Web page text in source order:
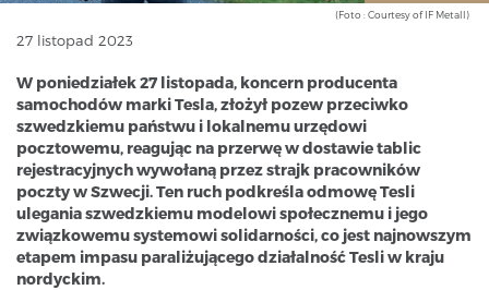
(Foto : Courtesy of IF Metall)
27 listopad 2023
W poniedziałek 27 listopada, koncern producenta
samochodów marki Tesla, złożył pozew przeciwko
szwedzkiemu państwu i lokalnemu urzędowi
pocztowemu, reagując na przerwę w dostawie tablic
rejestracyjnych wywołaną przez strajk pracowników
poczty w Szwecji. Ten ruch podkreśla odmowę Tesli
ulegania szwedzkiemu modelowi społecznemu i jego
związkowemu systemowi solidarności, co jest najnowszym
etapem impasu paraliżującego działalność Tesli w kraju
nordyckim.